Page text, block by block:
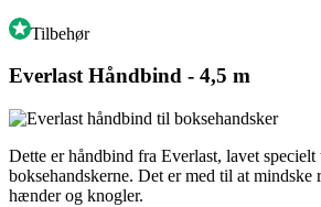
Tilbehør
Everlast Håndbind - 4,5 m
Dette er håndbind fra Everlast, lavet
boksehandskerne. Det er med til at mindske
hænder og knogler.